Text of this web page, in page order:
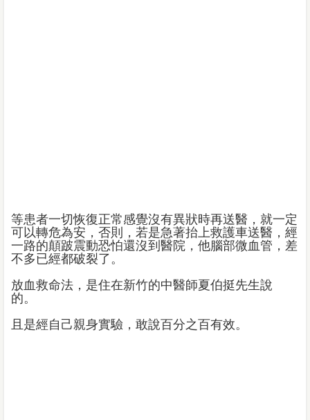
等患者一切恢復正常感覺沒有異狀時再送醫，就一定
可以轉危為安，否則，若是急著抬上救護車送醫，經
一路的顛跛震動恐怕還沒到醫院，他腦部微血管，差
不多已經都破裂了。
放血救命法，是住在新竹的中醫師夏伯挺先生說
的。
且是經自己親身實驗，敢說百分之百有效。